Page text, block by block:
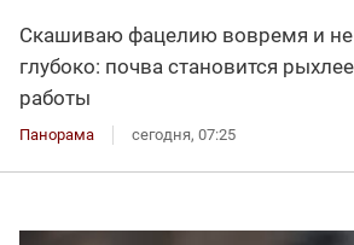
Скашиваю фацелию вовремя и
глубоко: почва становится
работы
Панорама сегодня, 07:25